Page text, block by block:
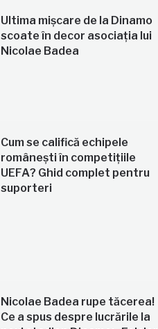
Ultima mișcare de la Dinamo
scoate în decor asociația lui
Nicolae Badea
Cum se califică echipele
românești în competițiile
UEFA? Ghid complet pentru
suporteri
Nicolae Badea rupe tăcerea!
Ce a spus despre lucrările la